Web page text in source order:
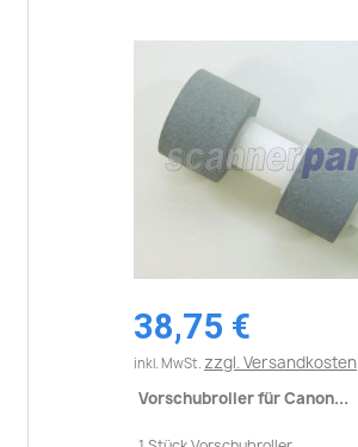
38,75 €
inkl. MwSt. zzgl. Versandkosten
Vorschubroller für Canon...